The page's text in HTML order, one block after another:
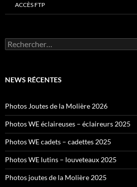
ACCÈS FTP
Rechercher :
NEWS RÉCENTES
Photos Joutes de la Molière 2026
Photos WE éclaireuses – éclaireurs 2025
Photos WE cadets – cadettes 2025
Photos WE lutins – louveteaux 2025
Photos joutes de la Molière 2025